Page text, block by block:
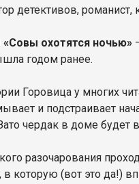
детективов,
«Совы охотятся ночью»
годом ранее.
Горовица у многих
и подстраивает
чердак в доме будет
разочарования
которую (вот это да!)